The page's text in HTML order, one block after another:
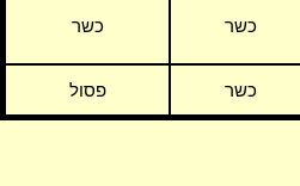
כשר כשר
כשר פסול